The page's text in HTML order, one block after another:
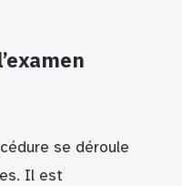
se déroule
Il est